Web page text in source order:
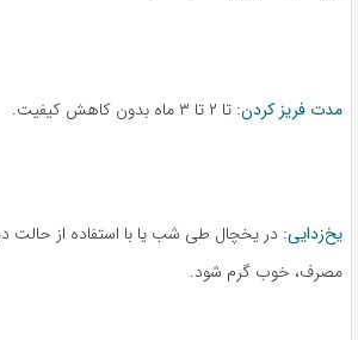
مدت فریز کردن: تا ۲ تا ۳ ماه بدون کاهش کیفیت.
یخ‌زدایی: در یخچال طی شب یا با استفاده از حالت
مصرف، خوب گرم شود.